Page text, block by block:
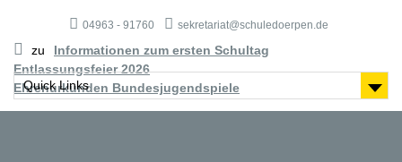
04963 - 91760 sekretariat@schuledoerpen.de
zu
Informationen zum ersten Schultag
Entlassungsfeier 2026
Ehrenurkunden Bundesjugendspiele
Quick Links